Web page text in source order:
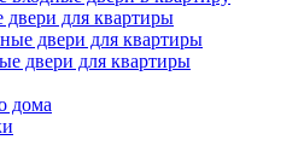
для квартиры
двери для квартиры
двери для квартиры
дома